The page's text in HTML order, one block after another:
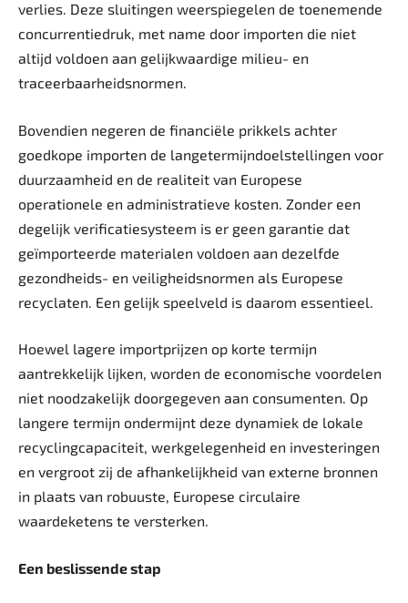
verlies. Deze sluitingen weerspiegelen de toenemende
concurrentiedruk, met name door importen die niet
altijd voldoen aan gelijkwaardige milieu- en
traceerbaarheidsnormen.
Bovendien negeren de financiële prikkels achter
goedkope importen de langetermijndoelstellingen voor
duurzaamheid en de realiteit van Europese
operationele en administratieve kosten. Zonder een
degelijk verificatiesysteem is er geen garantie dat
geïmporteerde materialen voldoen aan dezelfde
gezondheids- en veiligheidsnormen als Europese
recyclaten. Een gelijk speelveld is daarom essentieel.
Hoewel lagere importprijzen op korte termijn
aantrekkelijk lijken, worden de economische voordelen
niet noodzakelijk doorgegeven aan consumenten. Op
langere termijn ondermijnt deze dynamiek de lokale
recyclingcapaciteit, werkgelegenheid en investeringen
en vergroot zij de afhankelijkheid van externe bronnen
in plaats van robuuste, Europese circulaire
waardeketens te versterken.
Een beslissende stap